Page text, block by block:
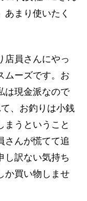
あまり使いたく
店員さんにやっ
ムーズです。お
は現金派なので
、お釣りは小銭
まうということ
さんが慌てて追
し訳ない気持ち
か買い物しませ